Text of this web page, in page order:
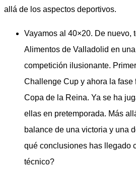
allá de los aspectos deportivos.
Vayamos al 40×20. De nuevo,
Alimentos de Valladolid en una
competición ilusionante.
Challenge Cup y ahora la fase
Copa de la Reina. Ya se ha
ellas en pretemporada. Más
balance de una victoria y una
qué conclusiones has llegado
técnico?